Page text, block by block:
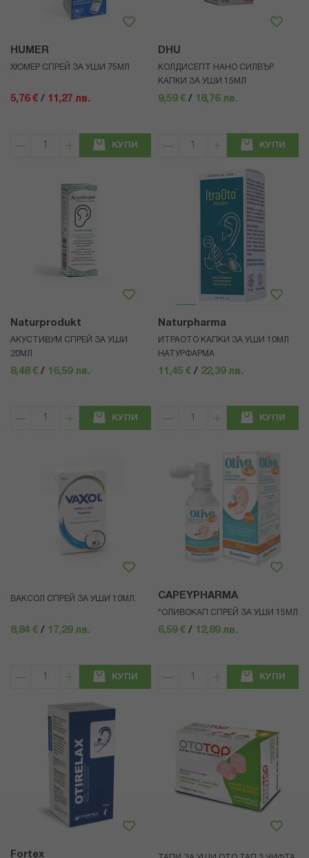
HUMER
ХЮМЕР СПРЕЙ ЗА УШИ 75МЛ
5,76 € / 11,27 лв.
КУПИ
DHU
КОЛДИСЕПТ НАНО СИЛВЪР
КАПКИ ЗА УШИ 15МЛ
9,59 € / 18,76 лв.
КУПИ
Naturprodukt
АКУСТИВУМ СПРЕЙ ЗА УШИ
20МЛ
8,48 € / 16,59 лв.
КУПИ
Naturpharma
ИТРАОТО КАПКИ ЗА УШИ 10МЛ
НАТУРФАРМА
11,45 € / 22,39 лв.
КУПИ
ВАКСОЛ СПРЕЙ ЗА УШИ 10МЛ.
8,84 € / 17,29 лв.
КУПИ
CAPEYPHARMA
*ОЛИВОКАП СПРЕЙ ЗА УШИ 15МЛ
6,59 € / 12,89 лв.
КУПИ
Fortex